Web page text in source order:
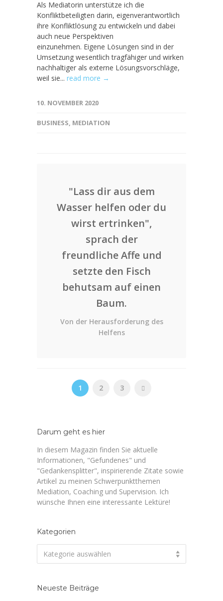
Als Mediatorin unterstütze ich die
Konfliktbeteiligten darin, eigenverantwortlich
ihre Konfliktlösung zu entwickeln und dabei
auch neue Perspektiven
einzunehmen. Eigene Lösungen sind in der
Umsetzung wesentlich tragfähiger und wirken
nachhaltiger als externe Lösungsvorschläge,
weil sie... read more →
10. NOVEMBER 2020
BUSINESS, MEDIATION
"Lass dir aus dem
Wasser helfen oder du
wirst ertrinken",
sprach der
freundliche Affe und
setzte den Fisch
behutsam auf einen
Baum.
Von der Herausforderung des
Helfens
1 2 3
Darum geht es hier
In diesem Magazin finden Sie aktuelle
Informationen, "Gefundenes" und
"Gedankensplitter", inspirierende Zitate sowie
Artikel zu meinen Schwerpunktthemen
Mediation, Coaching und Supervision. Ich
wünsche Ihnen eine interessante Lektüre!
Kategorien
Kategorie auswählen
Neueste Beiträge